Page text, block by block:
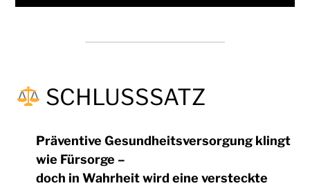
SCHLUSSSATZ
Präventive Gesundheitsversorgung klingt
wie Fürsorge –
doch in Wahrheit wird eineversteckte